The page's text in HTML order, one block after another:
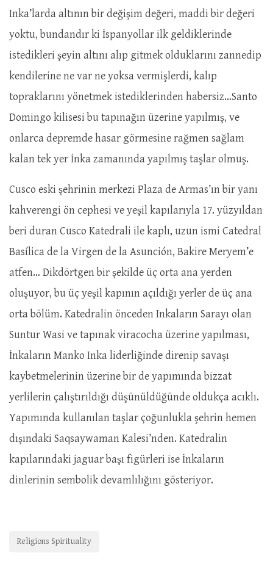
Inka’larda altının bir değişim değeri, maddi bir değeri
yoktu, bundandır ki İspanyollar ilk geldiklerinde
istedikleri şeyin altını alıp gitmek olduklarını zannedip
kendilerine ne var ne yoksa vermişlerdi, kalıp
topraklarını yönetmek istediklerinden habersiz…Santo
Domingo kilisesi bu tapınağın üzerine yapılmış, ve
onlarca depremde hasar görmesine rağmen sağlam
kalan tek yer İnka zamanında yapılmış taşlar olmuş.
Cusco eski şehrinin merkezi Plaza de Armas’ın bir yanı
kahverengi ön cephesi ve yeşil kapılarıyla 17. yüzyıldan
beri duran Cusco Katedrali ile kaplı, uzun ismi Catedral
Basílica de la Virgen de la Asunción, Bakire Meryem’e
atfen… Dikdörtgen bir şekilde üç orta ana yerden
oluşuyor, bu üç yeşil kapının açıldığı yerler de üç ana
orta bölüm. Katedralin önceden Inkaların Sarayı olan
Suntur Wasi ve tapınak viracocha üzerine yapılması,
İnkaların Manko Inka liderliğinde direnip savaşı
kaybetmelerinin üzerine bir de yapımında bizzat
yerlilerin çalıştırıldığı düşünüldüğünde oldukça acıklı.
Yapımında kullanılan taşlar çoğunlukla şehrin hemen
dışındaki Saqsaywaman Kalesi’nden. Katedralin
kapılarındaki jaguar başı figürleri ise İnkaların
dinlerinin sembolik devamlılığını gösteriyor.
Religions Spirituality